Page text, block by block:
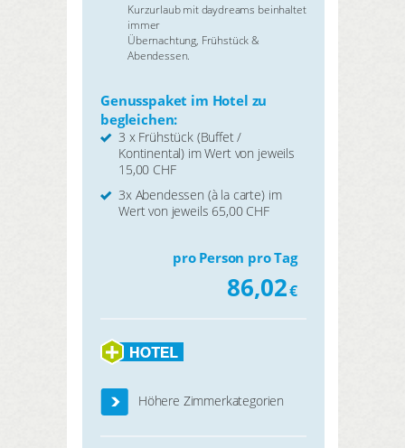
Kurzurlaub mit daydreams beinhaltet
immer
Übernachtung, Frühstück &
Abendessen.
Genusspaket im Hotel zu
begleichen:
3 x Frühstück (Buffet /
Kontinental) im Wert von jeweils
15,00 CHF
3x Abendessen (à la carte) im
Wert von jeweils 65,00 CHF
pro Person pro Tag
86,02€
Höhere Zimmerkategorien